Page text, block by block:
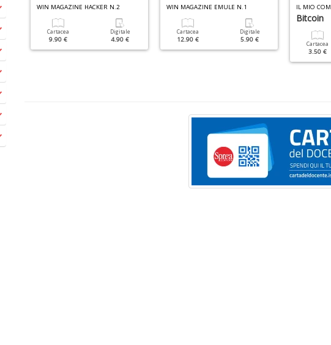
WIN MAGAZINE HACKER N.2
Cartacea
9.90 €
Digitale
4.90 €
WIN MAGAZINE EMULE N.1
Cartacea
12.90 €
Digitale
5.90 €
IL MIO
Bitcoin
Cartacea
3.50 €